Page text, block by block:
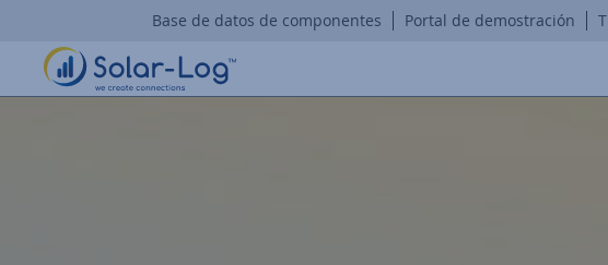
Base de datos de componentes Portal de demostración